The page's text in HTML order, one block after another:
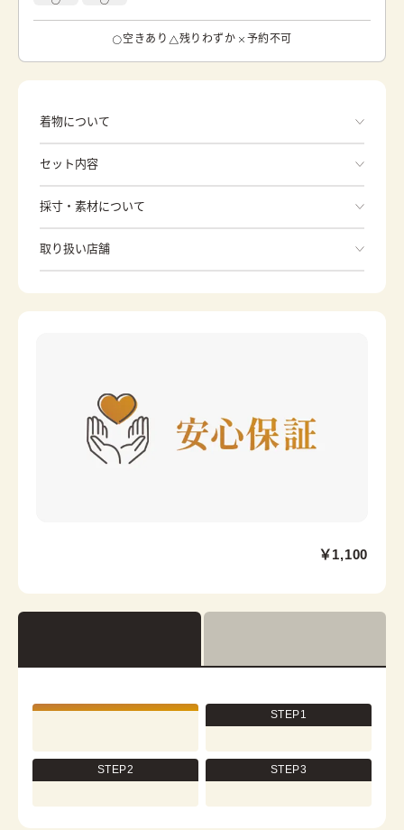
空きあり 残りわずか 予約不可
着物について
3歳のお祝い「髪置の儀」にオススメの着物です。 色とり
の際は、着物に帯を結ばず、「被布」と呼ばれる朱色の袖
なし上着を着るのが一般的となっていますが、餡蜜姫の場
合は、着物の柄と合わせて、被布にも色とりどりの花々が
一面に描かれています。 七五三は冬の行事であるため、着
物の彩りも控えめなものが多くなりがちですが、抽象的な
セット内容
※着付けに必要な一式をすべて含みます。
和服
草履
採寸・素材について
身丈 74cm
取り扱い店舗
埼玉県川越市新富町1-9-4 米山ビル1F
￥1,100
STEP1
STEP2 STEP3